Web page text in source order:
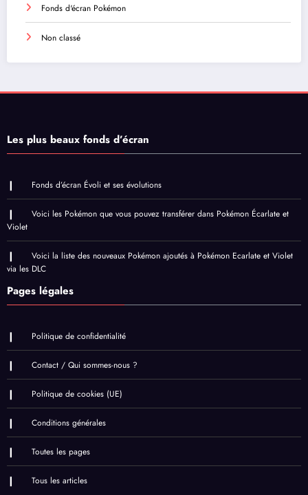
Fonds d'écran Pokémon
Non classé
Les plus beaux fonds d’écran
Fonds d’écran Évoli et ses évolutions
Voici les Pokémon que vous pouvez transférer dans Pokémon Écarlate et
Violet
Voici la liste des nouveaux Pokémon ajoutés à Pokémon Ecarlate et Violet
via les DLC
Pages légales
Politique de confidentialité
Contact / Qui sommes-nous ?
Politique de cookies (UE)
Conditions générales
Toutes les pages
Tous les articles